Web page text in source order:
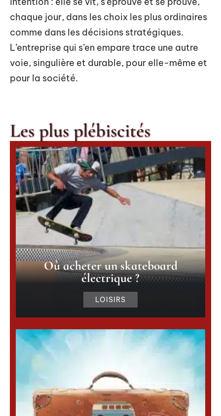
chaque jour, dans les choix les plus ordinaires
comme dans les décisions stratégiques.
L’entreprise qui s’en empare trace une autre
voie, singulière et durable, pour elle-même et
pour la société.
Les plus plébiscités
Où acheter un skateboard
électrique ?
LOISIRS